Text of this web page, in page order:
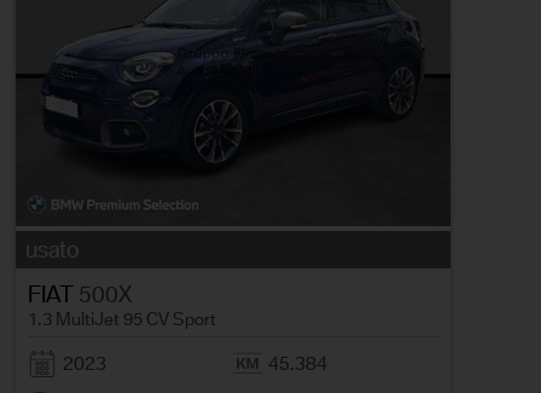
usato
FIAT 500X
1.3 MultiJet 95 CV Sport
2023
45.384